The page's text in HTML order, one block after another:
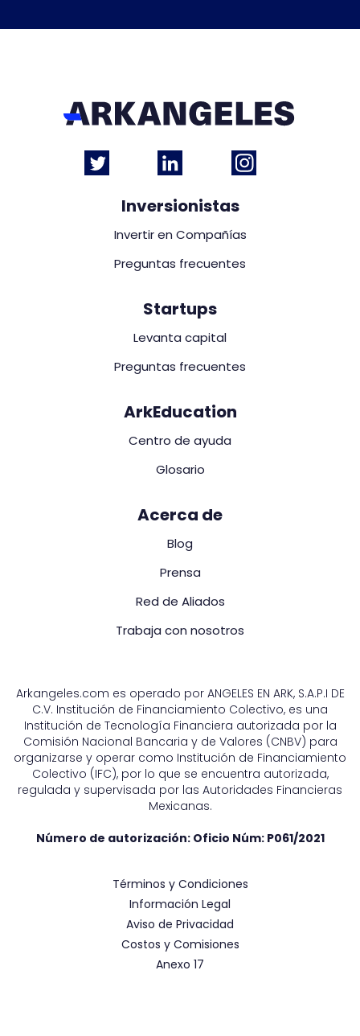
Inversionistas
Invertir en Compañías
Preguntas frecuentes
Startups
Levanta capital
Preguntas frecuentes
ArkEducation
Centro de ayuda
Glosario
Acerca de
Blog
Prensa
Red de Aliados
Trabaja con nosotros
Arkangeles.com es operado por ANGELES EN ARK, S.A.P.I DE
C.V. Institución de Financiamiento Colectivo, es una
Institución de Tecnología Financiera autorizada por la
Comisión Nacional Bancaria y de Valores (CNBV) para
organizarse y operar como Institución de Financiamiento
Colectivo (IFC), por lo que se encuentra autorizada,
regulada y supervisada por las Autoridades Financieras
Mexicanas.
Número de autorización: Oficio Núm: P061/2021
Términos y Condiciones
Información Legal
Aviso de Privacidad
Costos y Comisiones
Anexo 17